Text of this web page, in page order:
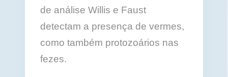
de análise Willis e Faust
detectam a presença de vermes,
como também protozoários nas
fezes.